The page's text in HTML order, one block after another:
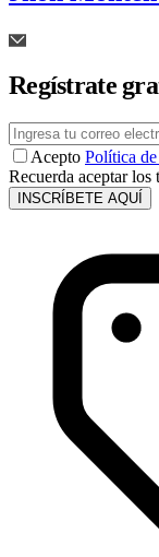
Regístrate
Acepto Política
Recuerda aceptar
INSCRÍBETE AQUÍ